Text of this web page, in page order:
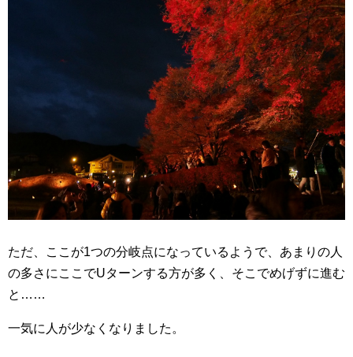
ただ、ここが1つの分岐点になっているようで、あまりの人
の多さにここでUターンする方が多く、そこでめげずに進む
と……
一気に人が少なくなりました。